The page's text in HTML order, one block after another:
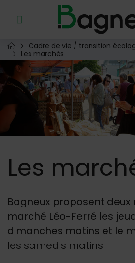
Menu de raccourcis
Page d'accueil du site
Cadre de vie / transition
Les marchés
Les
Bagneux proposent deux
marché Léo-Ferré les
dimanches matins et le
les samedis matins